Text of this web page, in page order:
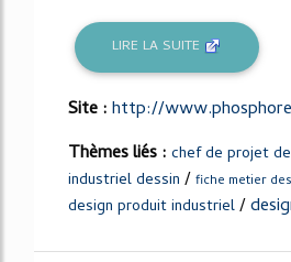
LIRE LA SUITE
Site :http://
Thèmes liés : chef de projet
industriel dessin / fiche metier
design produit industriel/